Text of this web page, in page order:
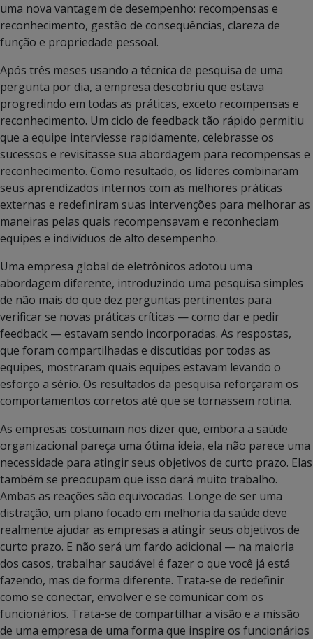
uma nova vantagem de desempenho: recompensas e
reconhecimento, gestão de consequências, clareza de
função e propriedade pessoal.
Após três meses usando a técnica de pesquisa de uma
pergunta por dia, a empresa descobriu que estava
progredindo em todas as práticas, exceto recompensas e
reconhecimento. Um ciclo de feedback tão rápido permitiu
que a equipe interviesse rapidamente, celebrasse os
sucessos e revisitasse sua abordagem para recompensas e
reconhecimento. Como resultado, os líderes combinaram
seus aprendizados internos com as melhores práticas
externas e redefiniram suas intervenções para melhorar as
maneiras pelas quais recompensavam e reconheciam
equipes e indivíduos de alto desempenho.
Uma empresa global de eletrônicos adotou uma
abordagem diferente, introduzindo uma pesquisa simples
de não mais do que dez perguntas pertinentes para
verificar se novas práticas críticas — como dar e pedir
feedback — estavam sendo incorporadas. As respostas,
que foram compartilhadas e discutidas por todas as
equipes, mostraram quais equipes estavam levando o
esforço a sério. Os resultados da pesquisa reforçaram os
comportamentos corretos até que se tornassem rotina.
As empresas costumam nos dizer que, embora a saúde
organizacional pareça uma ótima ideia, ela não parece uma
necessidade para atingir seus objetivos de curto prazo. Elas
também se preocupam que isso dará muito trabalho.
Ambas as reações são equivocadas. Longe de ser uma
distração, um plano focado em melhoria da saúde deve
realmente ajudar as empresas a atingir seus objetivos de
curto prazo. E não será um fardo adicional — na maioria
dos casos, trabalhar saudável é fazer o que você já está
fazendo, mas de forma diferente. Trata-se de redefinir
como se conectar, envolver e se comunicar com os
funcionários. Trata-se de compartilhar a visão e a missão
de uma empresa de uma forma que inspire os funcionários